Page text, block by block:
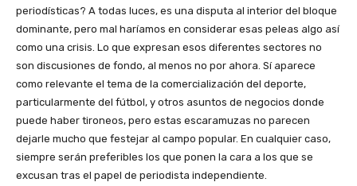
periodísticas? A todas luces, es una disputa al interior del bloque
dominante, pero mal haríamos en considerar esas peleas algo así
como una crisis. Lo que expresan esos diferentes sectores no
son discusiones de fondo, al menos no por ahora. Sí aparece
como relevante el tema de la comercialización del deporte,
particularmente del fútbol, y otros asuntos de negocios donde
puede haber tironeos, pero estas escaramuzas no parecen
dejarle mucho que festejar al campo popular. En cualquier caso,
siempre serán preferibles los que ponen la cara a los que se
excusan tras el papel de periodista independiente.